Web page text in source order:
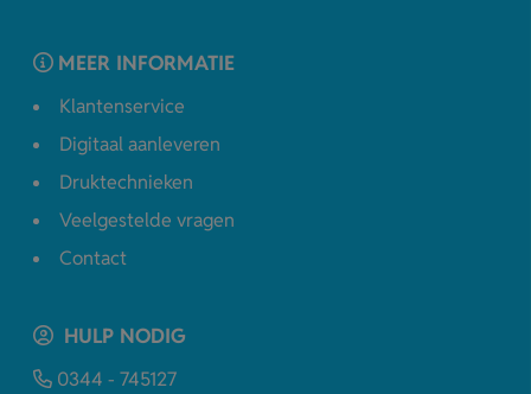
MEER INFORMATIE
Klantenservice
Digitaal aanleveren
Druktechnieken
Veelgestelde vragen
Contact
HULP NODIG
0344 - 745127